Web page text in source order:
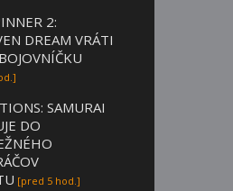
2:
DREAM VRÁTI
SAMURAI
DO
[pred 5 hod.]